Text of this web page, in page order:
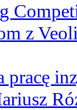
z
pracę